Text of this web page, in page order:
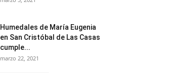
Humedales de María Eugenia
en San Cristóbal de Las Casas
cumple...
marzo 22, 2021